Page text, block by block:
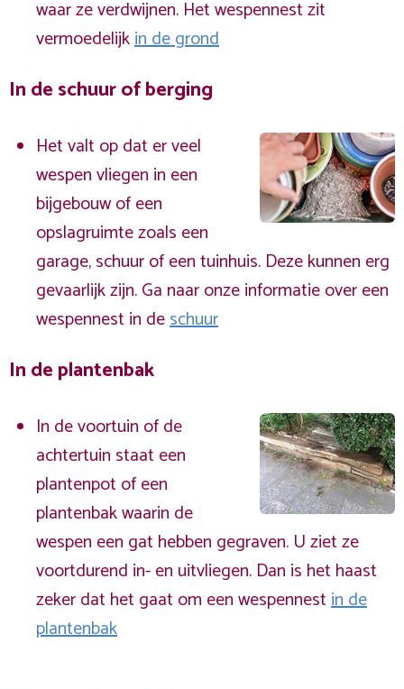
waar ze verdwijnen. Het wespennest zit
vermoedelijkin de grond
In de schuur of berging
Het valt op dat er veel
wespen vliegen in een
bijgebouw of een
opslagruimte zoals een
garage, schuur of een tuinhuis. Deze kunnen erg
gevaarlijk zijn. Ga naar onze informatie over een
wespennest in deschuur
In de plantenbak
In de voortuin of de
achtertuin staat een
plantenpot of een
plantenbak waarin de
wespen een gat hebben gegraven. U ziet ze
voortdurend in- en uitvliegen. Dan is het haast
zeker dat het gaat om een wespennestin de
plantenbak